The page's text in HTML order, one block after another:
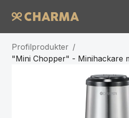
Profilprodukter /
"Mini Chopper" - Minihackare